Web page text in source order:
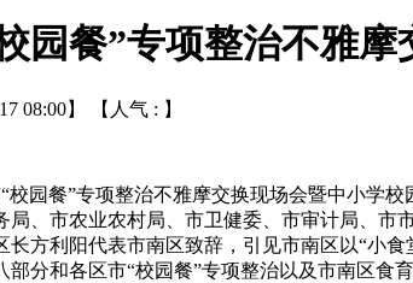
园餐”专项整治不雅摩
08:00】 【人气 : 】
餐”专项整治不雅摩交换现场会暨中小学校
局、市农业农村局、市卫健委、市审计局、
长方利阳代表市南区致辞，引见市南区以“小
部分和各区市“校园餐”专项整治以及市南区